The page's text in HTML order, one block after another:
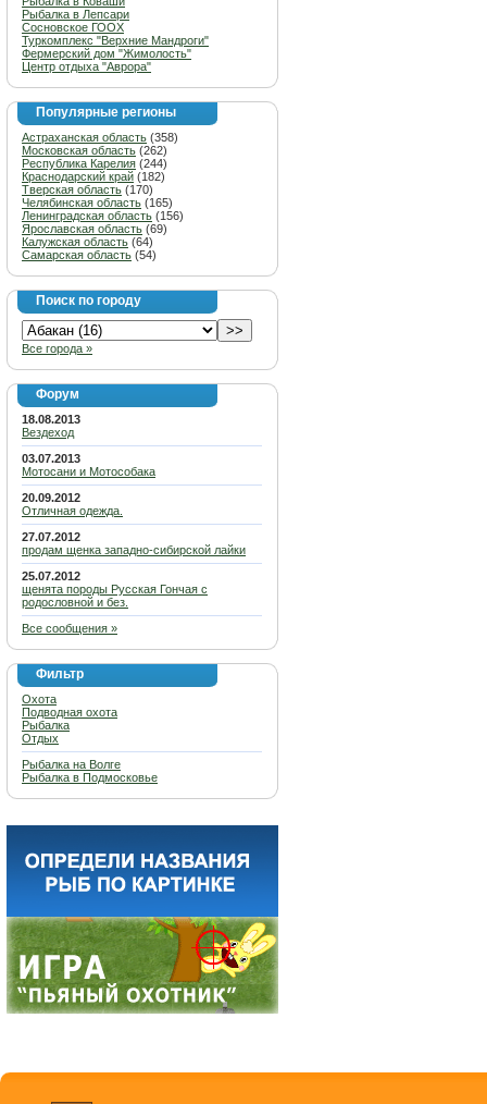
Рыбалка в Лепсари
Сосновское ГООХ
Туркомплекс "Верхние Мандроги"
Фермерский дом "Жимолость"
Центр отдыха "Аврора"
Популярные регионы
Астраханская область (358)
Московская область (262)
Республика Карелия (244)
Краснодарский край (182)
Тверская область (170)
Челябинская область (165)
Ленинградская область (156)
Ярославская область (69)
Калужская область (64)
Самарская область (54)
Поиск по городу
Все города »
Форум
18.08.2013
Вездеход
03.07.2013
Мотосани и Мотособака
20.09.2012
Отличная одежда.
27.07.2012
продам щенка западно-сибирской лайки
25.07.2012
щенята породы Русская Гончая с
родословной и без.
Все сообщения »
Фильтр
Охота
Подводная охота
Рыбалка
Отдых
Рыбалка на Волге
Рыбалка в Подмосковье